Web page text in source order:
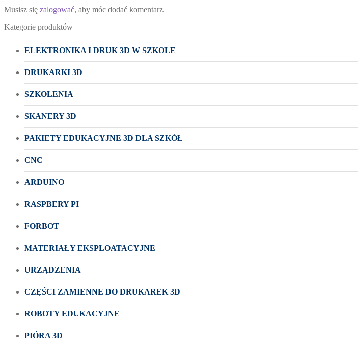
Musisz się zalogować, aby móc dodać komentarz.
Kategorie produktów
ELEKTRONIKA I DRUK 3D W SZKOLE
DRUKARKI 3D
SZKOLENIA
SKANERY 3D
PAKIETY EDUKACYJNE 3D DLA SZKÓŁ
CNC
ARDUINO
RASPBERY PI
FORBOT
MATERIAŁY EKSPLOATACYJNE
URZĄDZENIA
CZĘŚCI ZAMIENNE DO DRUKAREK 3D
ROBOTY EDUKACYJNE
PIÓRA 3D